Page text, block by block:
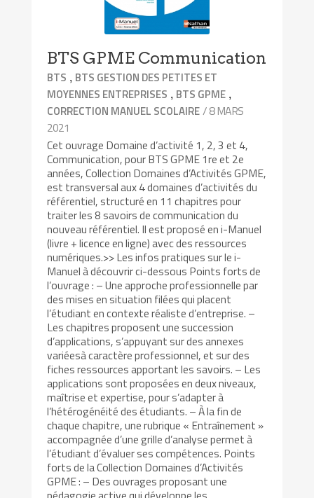
BTS GPME Communication
BTS , BTS GESTION DES PETITES ET
MOYENNES ENTREPRISES , BTS GPME ,
CORRECTION MANUEL SCOLAIRE/ 8 MARS
2021
Cet ouvrage Domaine d’activité 1, 2, 3 et 4,
Communication, pour BTS GPME 1re et 2e
années, Collection Domaines d’Activités GPME,
est transversal aux 4 domaines d’activités du
référentiel, structuré en 11 chapitres pour
traiter les 8 savoirs de communication du
nouveau référentiel. Il est proposé en i-Manuel
(livre + licence en ligne) avec des ressources
numériques.>> Les infos pratiques sur le i-
Manuel à découvrir ci-dessous Points forts de
l’ouvrage : – Une approche professionnelle par
des mises en situation filées qui placent
l’étudiant en contexte réaliste d’entreprise. –
Les chapitres proposent une succession
d’applications, s’appuyant sur des annexes
variéesà caractère professionnel, et sur des
fiches ressources apportant les savoirs. – Les
applications sont proposées en deux niveaux,
maîtrise et expertise, pour s’adapter à
l’hétérogénéité des étudiants. – À la fin de
chaque chapitre, une rubrique « Entraînement »
accompagnée d’une grille d’analyse permet à
l’étudiant d’évaluer ses compétences. Points
forts de la Collection Domaines d’Activités
GPME : – Des ouvrages proposant une